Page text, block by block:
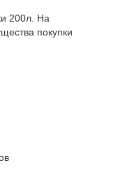
200л. На
покупки